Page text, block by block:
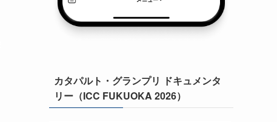
カタパルト・グランプリ ドキュメンタ
リー（ICC FUKUOKA 2026）